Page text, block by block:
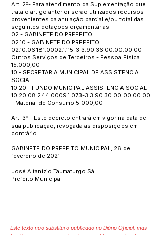
Art. 2º- Para atendimento da Suplementação que
trata o artigo anterior serão utilizados recursos
provenientes da anulação parcial e/ou total das
seguintes dotações orçamentárias:
02 - GABINETE DO PREFEITO
02.10 - GABINETE DO PREFEITO
02.10.06.181.0002.1.115-3.3.90.36.00.00.00.00 -
Outros Serviços de Terceiros - Pessoa Física
15.000,00
10 - SECRETARIA MUNICIPAL DE ASSISTENCIA
SOCIAL
10.20 - FUNDO MUNICIPAL ASSISTENCIA SOCIAL
10.20.08.244.0009.1.073-3.3.90.30.00.00.00.00
- Material de Consumo 5.000,00
Art. 3º - Este decreto entrará em vigor na data de
sua publicação, revogada as disposições em
contrário.
GABINETE DO PREFEITO MUNICIPAL, 26 de
fevereiro de 2021
José Altanizio Taumaturgo Sá
Prefeito Municipal
Este texto não substitui o publicado no Diário Oficial, mas
facilita a pesquisa para localizar a publicação oficial.